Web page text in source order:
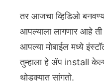
तर आजचा व्हिडिओ
आपल्याला लागणार आहे
आपल्या मोबाईल मध्ये
तुम्हाला हे ॲप install
थोडक्यात सांगतो.